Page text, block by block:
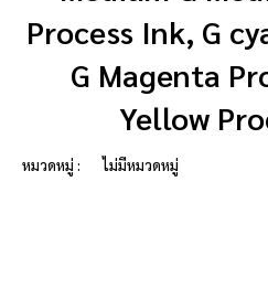
Process Ink, G
G Magenta
Yellow
หมวดหมู่ : ไม่มีหมวดหมู่